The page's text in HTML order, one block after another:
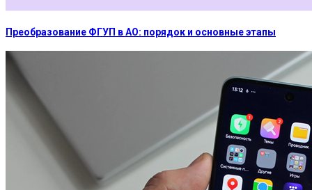
Преобразование ФГУП в АО: порядок и основные этапы